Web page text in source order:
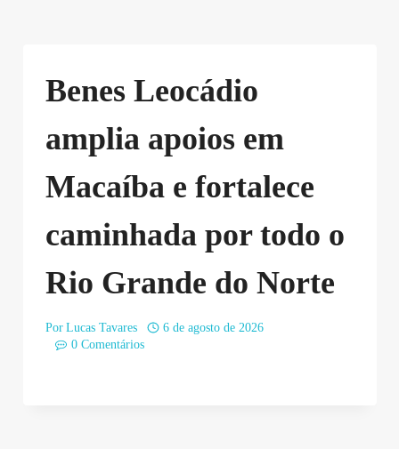
Benes Leocádio
amplia apoios em
Macaíba e fortalece
caminhada por todo o
Rio Grande do Norte
Por Lucas Tavares
6 de agosto de 2026
0 Comentários